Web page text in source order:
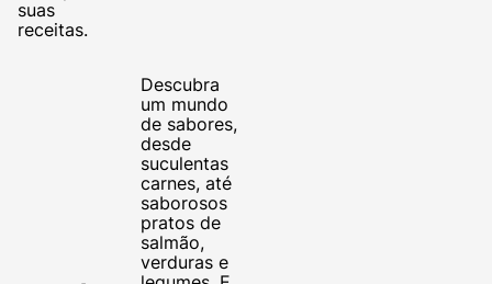
suas
receitas.
Descubra
um mundo
de sabores,
desde
suculentas
carnes, até
saborosos
pratos de
salmão,
verduras e